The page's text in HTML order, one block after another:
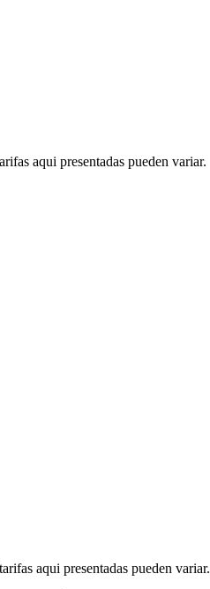
aqui presentadas pueden variar.
aqui presentadas pueden variar.